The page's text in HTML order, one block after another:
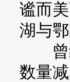
谧而
湖与
曾经
数量